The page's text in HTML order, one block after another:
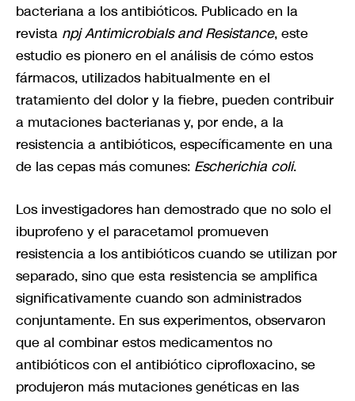
bacteriana a los antibióticos. Publicado en la
revista npj Antimicrobials and Resistance, este
estudio es pionero en el análisis de cómo estos
fármacos, utilizados habitualmente en el
tratamiento del dolor y la fiebre, pueden contribuir
a mutaciones bacterianas y, por ende, a la
resistencia a antibióticos, específicamente en una
de las cepas más comunes: Escherichia coli.
Los investigadores han demostrado que no solo el
ibuprofeno y el paracetamol promueven
resistencia a los antibióticos cuando se utilizan por
separado, sino que esta resistencia se amplifica
significativamente cuando son administrados
conjuntamente. En sus experimentos, observaron
que al combinar estos medicamentos no
antibióticos con el antibiótico ciprofloxacino, se
produjeron más mutaciones genéticas en las